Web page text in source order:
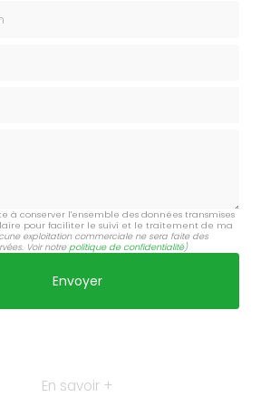
à conserver l'ensemble des données transmises
pour faciliter le suivi et le traitement de ma
exploitation commerciale ne sera faite des
Voir notrepolitique de confidentialité)
En savoir +